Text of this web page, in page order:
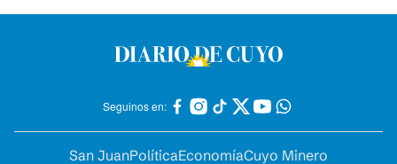
Seguinos en:
San JuanPolíticaEconomíaCuyo Minero